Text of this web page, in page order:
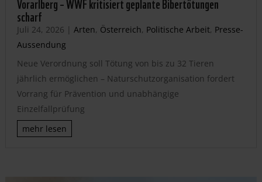
scharf
Juli 24, 2026 | Arten, Österreich, Politische Arbeit, Presse-
Aussendung
Neue Verordnung soll Tötung von bis zu 32 Tieren
jährlich ermöglichen – Naturschutzorganisation fordert
Vorrang für Prävention und unabhängige
Einzelfallprüfung
mehr lesen